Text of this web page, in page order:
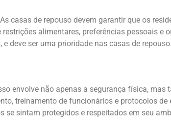
casas de repouso devem garantir que os
alimentares, preferências pessoais e
deve ser uma prioridade nas casas de repouso.
envolve não apenas a segurança física,
treinamento de funcionários e protocolos
sintam protegidos e respeitados em seu